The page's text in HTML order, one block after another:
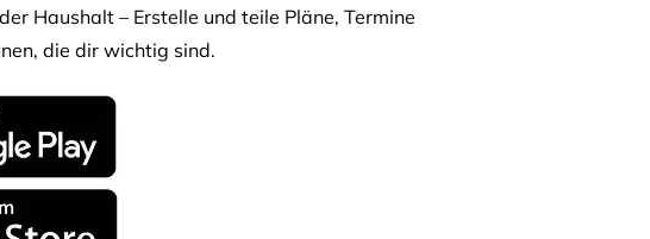
Haushalt – Erstelle und teile Pläne, Termine
die dir wichtig sind.